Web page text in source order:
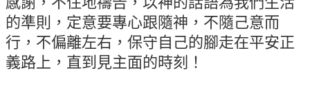
真言小組
滿溢小組
新婦小組
的準則，定意要專心跟隨神，不隨己意而
行，不偏離左右，保守自己的腳走在平安正
義路上，直到見主面的時刻！